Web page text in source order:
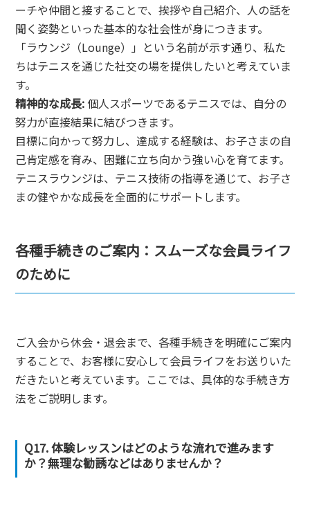
ーチや仲間と接することで、挨拶や自己紹介、人の話を
聞く姿勢といった基本的な社会性が身につきます。
「ラウンジ（Lounge）」という名前が示す通り、私た
ちはテニスを通じた社交の場を提供したいと考えていま
す。
精神的な成長: 個人スポーツであるテニスでは、自分の
努力が直接結果に結びつきます。
目標に向かって努力し、達成する経験は、お子さまの自
己肯定感を育み、困難に立ち向かう強い心を育てます。
テニスラウンジは、テニス技術の指導を通じて、お子さ
まの健やかな成長を全面的にサポートします。
各種手続きのご案内：スムーズな会員ライフ
のために
ご入会から休会・退会まで、各種手続きを明確にご案内
することで、お客様に安心して会員ライフをお送りいた
だきたいと考えています。ここでは、具体的な手続き方
法をご説明します。
Q17. 体験レッスンはどのような流れで進みます
か？無理な勧誘などはありませんか？